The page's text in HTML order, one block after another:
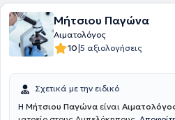
Μήτσιου Παγώνα
Αιματολόγος
10|5 αξιολογήσεις
Σχετικά με την ειδικό
H Μήτσιου Παγώνα είναι